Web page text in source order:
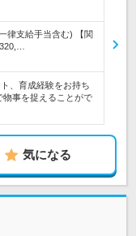
律支給手当含む) 【関
、育成経験をお持ち
事を捉えることがで
気になる